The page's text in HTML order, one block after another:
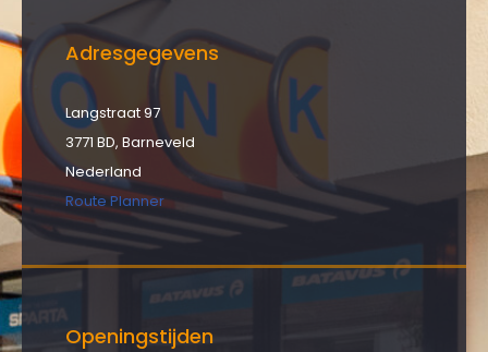
Adresgegevens
Langstraat 97
3771 BD, Barneveld
Nederland
Route Planner
Openingstijden